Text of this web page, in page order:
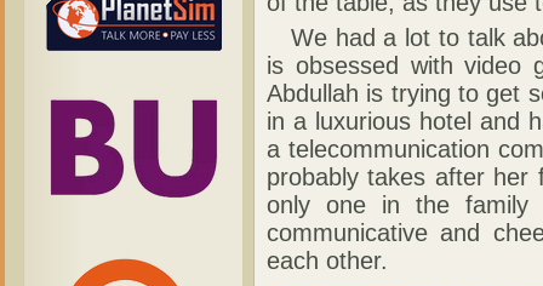
We had a lot to talk
is obsessed with video
Abdullah is trying to get
in a luxurious hotel and
a telecommunication
probably takes after her
only one in the family
communicative and
each other.